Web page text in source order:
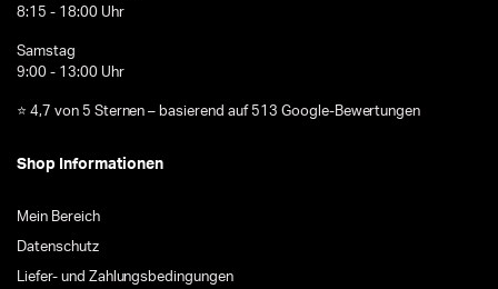
8:15 - 18:00 Uhr
Samstag
9:00 - 13:00 Uhr
⭐ 4,7 von 5 Sternen – basierend auf 513 Google-Bewertungen
Shop Informationen
Mein Bereich
Datenschutz
Liefer- und Zahlungsbedingungen